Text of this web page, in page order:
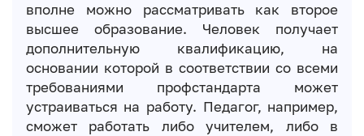
вполне можно рассматривать как второе
высшее образование. Человек получает
дополнительную квалификацию, на
основании которой в соответствии со всеми
требованиями профстандарта может
устраиваться на работу. Педагог, например,
сможет работать либо учителем, либо в